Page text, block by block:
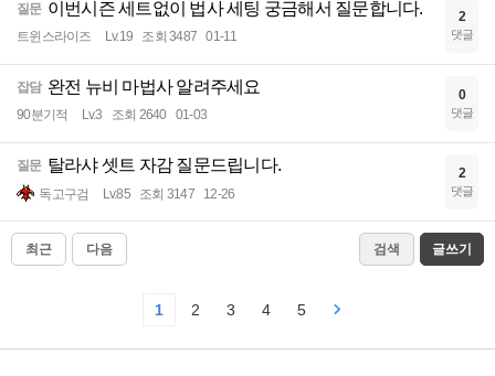
질문 이번시즌 세트없이 법사 세팅 궁금해서 질문합니다.
트윈스라이즈 Lv.19 조회 3487 01-11
2
댓글
잡담 완전 뉴비 마법사 알려주세요
90분기적 Lv.3 조회 2640 01-03
0
댓글
질문 탈라샤 셋트 자감 질문드립니다.
독고구검 Lv.85 조회 3147 12-26
2
댓글
최근 다음 검색 글쓰기
1 2 3 4 5